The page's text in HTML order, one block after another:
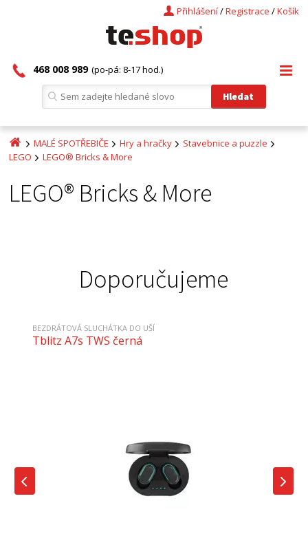
Košík
/
Registrace
/
Přihlášení
468 008 989 (po-pá: 8-17 hod.)
MALÉ SPOTŘEBIČE Hry a hračky
Stavebnice a puzzle
LEGO
LEGO® Bricks & More
LEGO® Bricks & More
Doporučujeme
BEZDRÁTOVÁ SLUCHÁTKA DO UŠÍ
Tblitz A7s TWS černá